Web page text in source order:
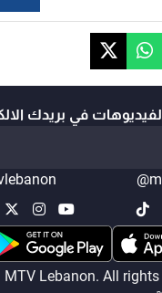
في بريدك
Lebanon. All rights